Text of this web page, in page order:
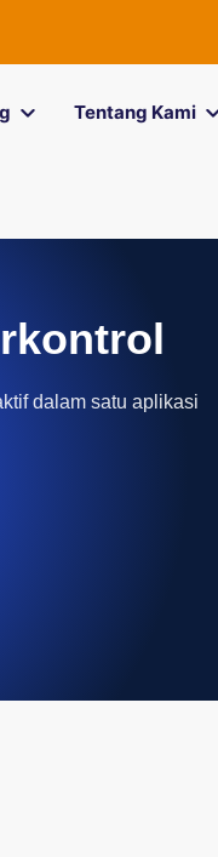
Tentang Kami
dalam satu aplikasi